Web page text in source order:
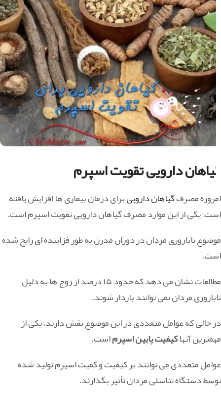
گیاهان دارویی تقویت اسپرم
امروزه مصرفگیاهان داروییبرای درمان بیماری ها افزایش یافته
است؛ یکی از این موارد مصرف گیاهان دارویی تقویت اسپرم است.
موضوع ناباروری مردان در دوران مدرن به طور فزاینده ای رایج شده
است.
مطالعات نشان می دهد که حدود ۱۵ درصد از زوج ها به دلیل
ناباروری مردان نمی توانند باردار شوند.
در حالی که عوامل متعددی در این موضوع نقش دارند، یکی از
مهمترین آنهاکیفیت پایین اسپرماست.
عوامل متعددی می توانند بر کیفیت و کمیت اسپرم تولید شده
توسط دستگاه تناسلی مردان تأثیر بگذارند.